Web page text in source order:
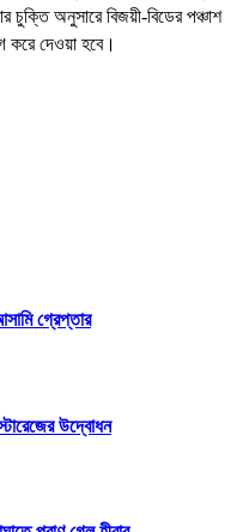
চুক্তি অনুসারে বিজয়ী-বিডের পঞ্চাশ
করে দেওয়া হবে।
গ্রেপ্তার
উদ্বোধন